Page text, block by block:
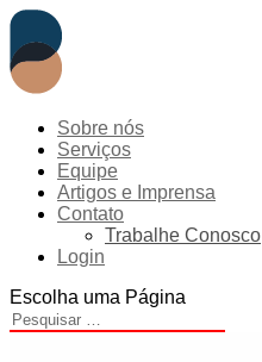
Sobre nós
Serviços
Equipe
Artigos e Imprensa
Contato
Trabalhe Conosco
Login
Escolha uma Página